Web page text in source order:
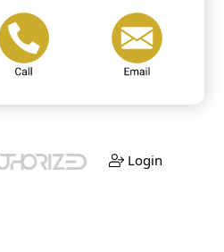
Login